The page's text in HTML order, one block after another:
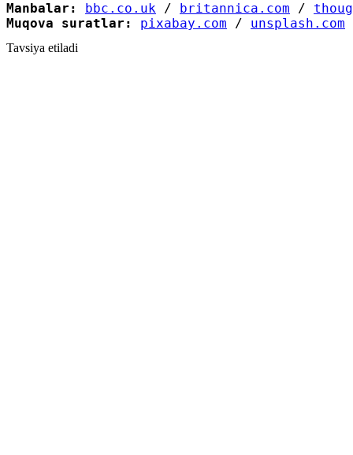
Manbalar: bbc.co.uk / britannica.com /
Muqova suratlar:
pixabay.com / unsplash.com
Tavsiya etiladi